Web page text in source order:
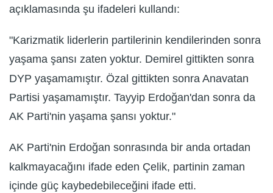
açıklamasında şu ifadeleri kullandı:
"Karizmatik liderlerin partilerinin kendilerinden sonra
yaşama şansı zaten yoktur. Demirel gittikten sonra
DYP yaşamamıştır. Özal gittikten sonra Anavatan
Partisi yaşamamıştır. Tayyip Erdoğan'dan sonra da
AK Parti'nin yaşama şansı yoktur."
AK Parti'nin Erdoğan sonrasında bir anda ortadan
kalkmayacağını ifade eden Çelik, partinin zaman
içinde güç kaybedebileceğini ifade etti.